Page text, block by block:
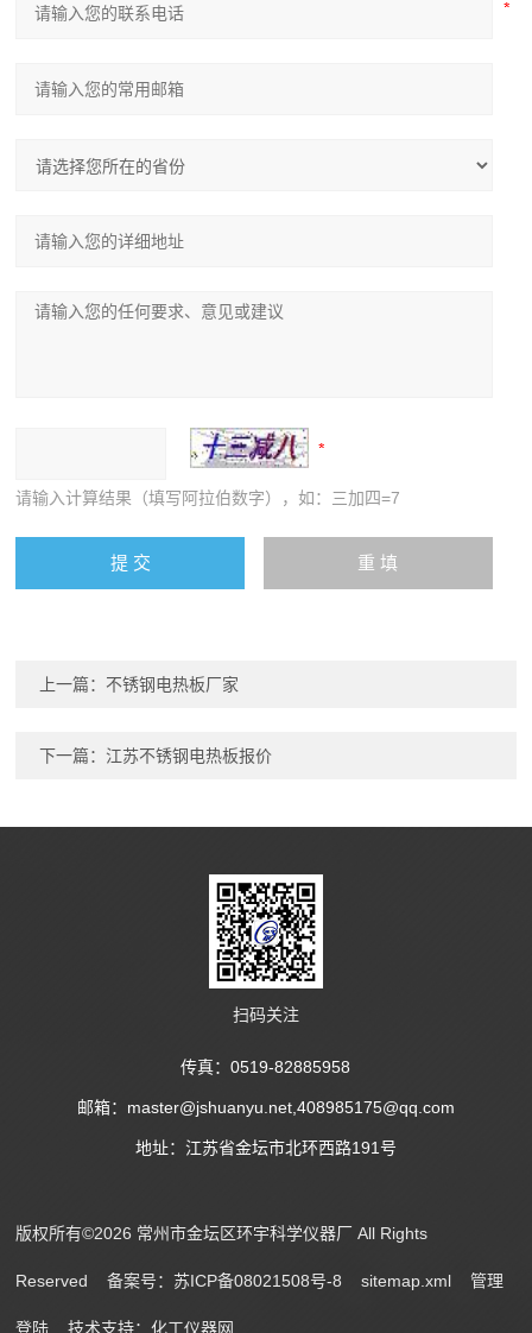
请输入计算结果（填写阿拉伯数字），如：三加四=7
上一篇： 不锈钢电热板厂家
下一篇： 江苏不锈钢电热板报价
扫码关注
传真：0519-82885958
邮箱：master@jshuanyu.net,408985175@qq.com
地址：江苏省金坛市北环西路191号
版权所有©2026 常州市金坛区环宇科学仪器厂 All Rights
Reserved备案号：苏ICP备08021508号-8 sitemap.xml 管理
登陆 技术支持：化工仪器网